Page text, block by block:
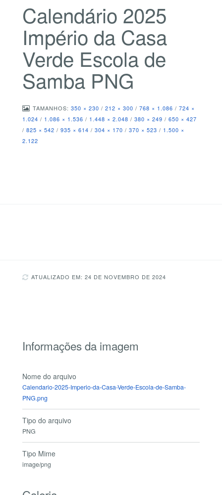
Calendário 2025
Império da Casa
Verde Escola de
Samba PNG
TAMANHOS: 350 × 230 / 212 × 300 / 768 × 1.086 / 724 ×
1.024 / 1.086 × 1.536 / 1.448 × 2.048 / 380 × 249 / 650 × 427
/ 825 × 542 / 935 × 614 / 304 × 170 / 370 × 523 / 1.500 ×
2.122
ATUALIZADO EM: 24 DE NOVEMBRO DE 2024
Informações da imagem
Nome do arquivo
Calendario-2025-Imperio-da-Casa-Verde-Escola-de-Samba-
PNG.png
Tipo do arquivo
PNG
Tipo Mime
image/png